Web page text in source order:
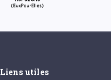
Liens utiles